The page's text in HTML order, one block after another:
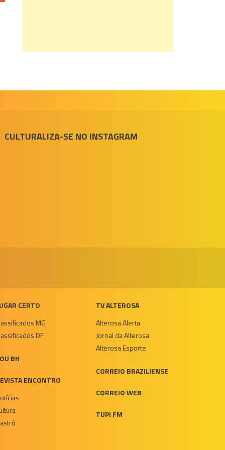
CULTURALIZA-SE NO INSTAGRAM
CERTO
MG
DF
BH
ENCONTRO
TV ALTEROSA
Alterosa Alerta
Jornal da Alterosa
Alterosa Esporte
CORREIO BRAZILIENSE
CORREIO WEB
TUPI FM